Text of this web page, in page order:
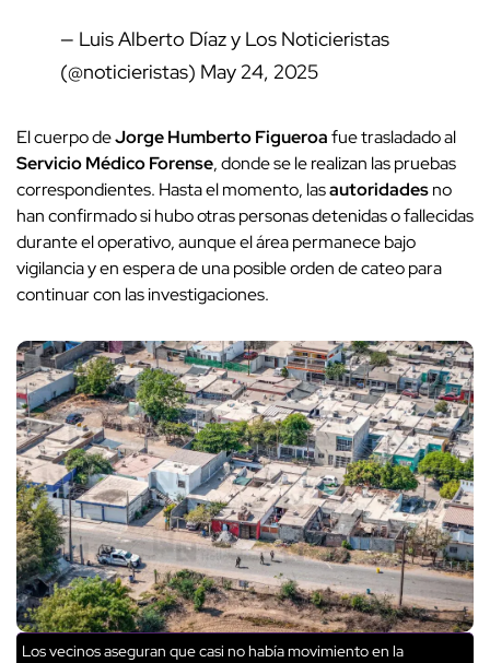
— Luis Alberto Díaz y Los Noticieristas
(@noticieristas) May 24, 2025
El cuerpo deJorge Humberto Figueroafue trasladado al
Servicio Médico Forense, donde se le realizan las pruebas
correspondientes. Hasta el momento, lasautoridadesno
han confirmado si hubo otras personas detenidas o fallecidas
durante el operativo, aunque el área permanece bajo
vigilancia y en espera de una posible orden de cateo para
continuar con las investigaciones.
Los vecinos aseguran que casi no había movimiento en la